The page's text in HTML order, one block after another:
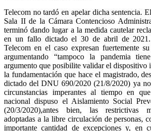
Telecom no tardó en apelar dicha sentencia.
Sala II de la Cámara Contencioso
terminó dando lugar a la medida cautelar
en un fallo dictado el 30 de abril de
Telecom en el caso expresan fuertemente
argumentando “tampoco la pandemia
argumento que posibilite validar el dispositivo
la fundamentación que hace el magistrado,
dictado del DNU 690/2020 (21/8/2020) ya no
circunstancias imperantes al tiempo en
nacional dispuso el Aislamiento Social
(20/3/2020),antes bien, las restrictivas
adoptadas a la libre circulación de personas,
importante cantidad de excepciones y, en